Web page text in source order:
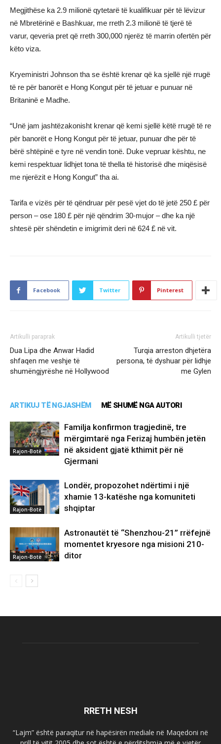
Megjithëse ka 2.9 milionë qytetarë të kualifikuar për të lëvizur
në Mbretërinë e Bashkuar, me rreth 2.3 milionë të tjerë të
varur, qeveria pret që rreth 300,000 njerëz të marrin ofertën për
këto viza.
Kryeministri Johnson tha se është krenar që ka sjellë një rrugë
të re për banorët e Hong Kongut për të jetuar e punuar në
Britaninë e Madhe.
“Unë jam jashtëzakonisht krenar që kemi sjellë këtë rrugë të re
për banorët e Hong Kongut për të jetuar, punuar dhe për të
bërë shtëpinë e tyre në vendin tonë. Duke vepruar kështu, ne
kemi respektuar lidhjet tona të thella të historisë dhe miqësisë
me njerëzit e Hong Kongut” tha ai.
Tarifa e vizës për të qëndruar për pesë vjet do të jetë 250 £ për
person – ose 180 £ për një qëndrim 30-mujor – dhe ka një
shtesë për shëndetin e imigrimit deri në 624 £ në vit.
Facebook Twitter Pinterest
Artikulli paraprak
Dua Lipa dhe Anwar Hadid
shfaqen me veshje të
shumëngjyrëshe në Hollywood
Artikulli tjetër
Turqia arreston dhjetëra
persona, të dyshuar për lidhje
me Gylen
ARTIKUJ TË NGJASHËM MË SHUMË NGA AUTORI
Rajon-Botë
Familja konfirmon tragjedinë, tre
mërgimtarë nga Ferizaj humbën jetën
në aksident gjatë kthimit për në
Gjermani
Rajon-Botë
Londër, propozohet ndërtimi i një
xhamie 13-katëshe nga komuniteti
shqiptar
Rajon-Botë
Astronautët të “Shenzhou-21” rrëfejnë
momentet kryesore nga misioni 210-
ditor
RRETH NESH
“Lajm” është paraqitur në hapësirën mediale në Maqedoni në